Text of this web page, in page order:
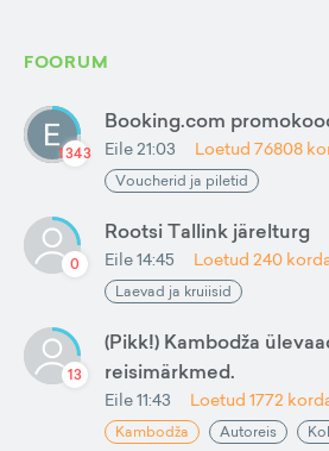
FOORUM
1343
Booking.com
Eile 21:03 Loetud 76808
Voucherid ja piletid
0
Rootsi Tallink järelturg
Eile 14:45 Loetud 240
Laevad ja kruiisid
13
(Pikk!) Kambodža
reisimärkmed.
Eile 11:43 Loetud 1772
Kambodža Autoreis